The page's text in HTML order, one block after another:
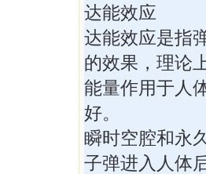
达能效应
达能效应是指
的效果，理论
能量作用于人
好。
瞬时空腔和永
子弹进入人体